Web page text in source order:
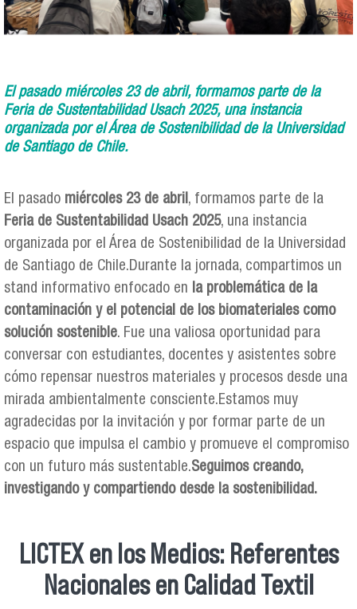
El pasado miércoles 23 de abril, formamos parte de la
Feria de Sustentabilidad Usach 2025, una instancia
organizada por el Área de Sostenibilidad de la Universidad
de Santiago de Chile.
El pasado miércoles 23 de abril , formamos parte de la
Feria de Sustentabilidad Usach 2025, una instancia
organizada por el Área de Sostenibilidad de la Universidad
de Santiago de Chile.Durante la jornada, compartimos un
stand informativo enfocado en la problemática de la
contaminación y el potencial de los biomateriales como
solución sostenible. Fue una valiosa oportunidad para
conversar con estudiantes, docentes y asistentes sobre
cómo repensar nuestros materiales y procesos desde una
mirada ambientalmente consciente.Estamos muy
agradecidas por la invitación y por formar parte de un
espacio que impulsa el cambio y promueve el compromiso
con un futuro más sustentable.Seguimos creando,
investigando y compartiendo desde la sostenibilidad.
LICTEX en los Medios: Referentes
Nacionales en Calidad Textil